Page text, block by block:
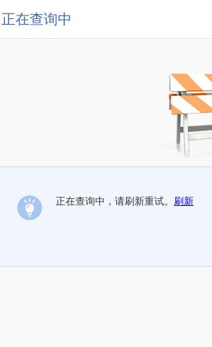
正在查询中
正在查询中，请刷新重试。 刷新